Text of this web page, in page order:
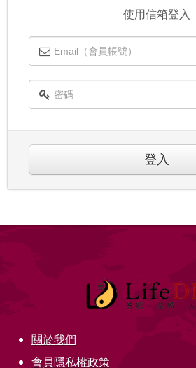
使用信箱登入
登入
關於我們
會員隱私權政策